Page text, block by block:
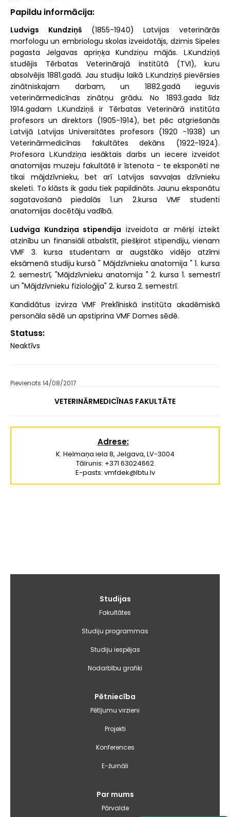
Papildu informācija
Ludvigs Kundziņš (1855-1940) Latvijas veterinārās
morfologu un embriologu skolas izveidotājs, dzimis Sipeles
pagasta Jelgavas apriņķa Kundziņu mājās. L.Kundziņš
studējis Tērbatas Veterinārajā institūtā (TVI), kuru
absolvējis 1881.gadā. Jau studiju laikā L.Kundziņš pievērsies
zinātniskajam darbam, un 1882.gadā ieguvis
veterinārmedicīnas zinātņu grādu. No 1893.gada līdz
1914.gadam L.Kundziņš ir Tērbatas Veterinārā institūta
profesors un direktors (1905-1914), bet pēc atgriešanās
Latvijā Latvijas Universitātes profesors (1920 -1938) un
Veterinārmedicīnas fakultātes dekāns (1922-1924).
Profesora L.Kundziņa iesāktais darbs un iecere izveidot
anatomijas muzeju fakultātē ir īstenota - te eksponēti ne
tikai mājdzīvnieku, bet arī Latvijas savvaļas dzīvnieku
skeleti. To klāsts ik gadu tiek papildināts. Jaunu eksponātu
sagatavošanā piedalās 1.un 2.kursa VMF studenti
anatomijas docētāju vadībā.
Ludviga Kundziņa stipendija izveidota ar mērķi izteikt
atzinību un finansiāli atbalstīt, piešķirot stipendiju, vienam
VMF 3. kursa studentam ar augstāko vidējo atzīmi
eksāmenā studiju kursā " Mājdzīvnieku anatomija " 1. kursa
2. semestrī, "Mājdzīvnieku anatomija " 2. kursa 1. semestrī
un "Mājdzīvnieku fizioloģija" 2. kursa 2. semestrī.
Kandidātus izvirza VMF Preklīniskā institūta akadēmiskā
personāla sēdē un apstiprina VMF Domes sēdē.
Statuss
Neaktīvs
Pievienots 14/08/2017
VETERINĀRMEDICĪNAS FAKULTĀTE
Adrese:
K. Helmaņa iela 8, Jelgava, LV-3004
Tālrunis: +371 63024662
E-pasts: vmfdek@lbtu.lv
Studijas
Fakultātes
Studiju programmas
Studiju iespējas
Nodarbību grafiki
Pētniecība
Pētījumu virzieni
Projekti
Konferences
E-žurnāli
Par mums
Pārvalde